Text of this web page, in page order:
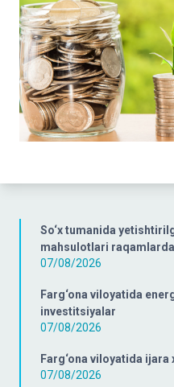
So‘x tumanida
mahsulotlari raqamlarda
07/08/2026
Farg‘ona viloyatida
investitsiyalar
07/08/2026
Farg‘ona viloyatida
07/08/2026